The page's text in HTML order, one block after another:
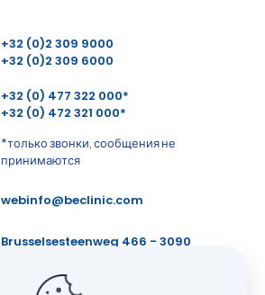
+32 (0)2 309 9000
+32 (0)2 309 6000
+32 (0) 477 322 000*
+32 (0) 472 321 000*
*только звонки, сообщения не
принимаются
webinfo@beclinic.com
Brusselsesteenweg 466 - 3090